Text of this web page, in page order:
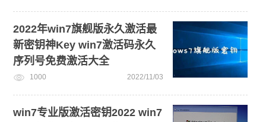
2022年win7旗舰版永久激活最
新密钥神Key win7激活码永久
序列号免费激活大全
1000 2022/11/03
win7专业版激活密钥2022 win7